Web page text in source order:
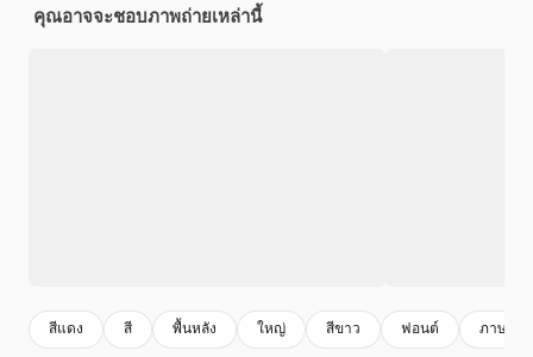
คุณอาจจะชอบภาพถ่ายเหล่านี้
สีแดง สี พื้นหลัง ใหญ่ สีขาว ฟอนต์ ภาษาอั